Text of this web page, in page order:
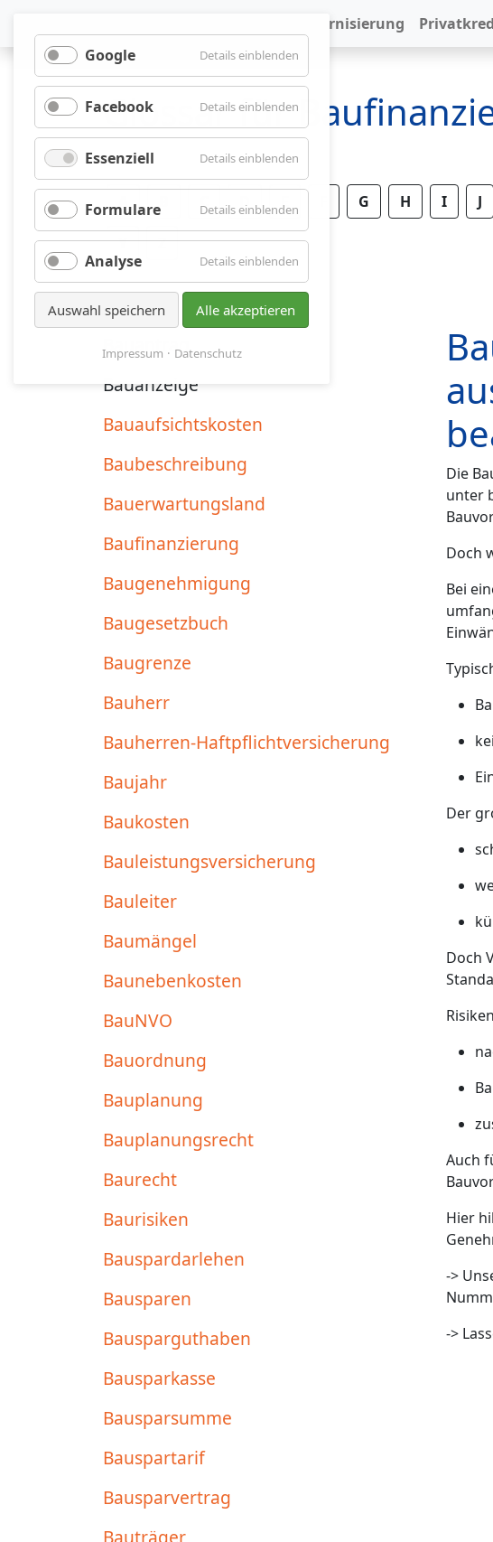
Google Details einblenden
Google
Facebook Details einblenden
Facebook
Essenziell Details einblenden
Essenziell
Formulare Details einblenden
Formulare
Analyse Details einblenden
Analyse
Auswahl speichern Alle akzeptieren
Impressum Datenschutz
Modernisierung
Glossar für
C D E G H I J
Y Z
Bauantrag
Bauanzeige
Bauaufsichtskosten
Baubeschreibung
Bauerwartungsland
Baufinanzierung
Baugenehmigung
Baugesetzbuch
Baugrenze
Bauherr
Bauherren-Haftpflichtversicherung
Baujahr
Baukosten
Bauleistungsversicherung
Bauleiter
Baumängel
Baunebenkosten
BauNVO
Bauordnung
Bauplanung
Bauplanungsrecht
Baurecht
Baurisiken
Bauspardarlehen
Bausparen
Bausparguthaben
Bausparkasse
Bausparsumme
Bauspartarif
Bausparvertrag
Bauträger
Die
unter
Doch
Bei
Der
Doch
Auch
Hier
->
->